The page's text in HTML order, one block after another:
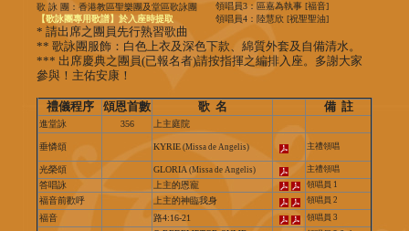
歌 詠 團： 香港教區聖樂團及堂區歌詠團
領唱員3：區嘉為執事 [福音]
【歌詠團專用歌譜】於入座時提取
領唱員4：陸慧欣 [祝聖聖油]
* 請出席之團員先行熟習歌曲
** 歌詠團服飾：白色上衣及深色下款、綿質外套及自備清水。
*** 出席慶典之團員(已報名者)請按指揮之編排入座。多謝大家
參與！主佑安康！
禮儀程序 頌恩首數 歌 名 備 註
進堂詠 356 上主庭院
垂憐頌 KYRIE (Missa de Angelis) 主禮領唱
光榮頌 GLORIA (Missa de Angelis) 主禮領唱
答唱詠 上主的恩寵 領唱員 1
福音前歡呼 上主的神臨我身 領唱員 2
福音 路4:16-21 領唱員 3